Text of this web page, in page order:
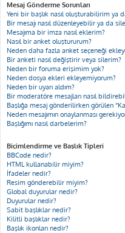
Mesaj Gönderme Sorunları
Yeni bir başlık nasıl oluşturabilirim ya
Bir mesajı nasıl düzenleyebilir ya da
Mesajıma bir imza nasıl eklerim?
Nasıl bir anket oluştururum?
Neden daha fazla anket seçeneği
Bir anketi nasıl değiştirir veya silerim?
Neden bir foruma erişimim yok?
Neden dosya ekleri ekleyemiyorum?
Neden bir uyarı aldım?
Bir moderatöre mesajları nasıl
Başlığa mesaj gönderilirken görülen
Neden mesajımın onaylanması
Başlığımı nasıl darbelerim?
Biçimlendirme ve Başlık Tipleri
BBCode nedir?
HTML kullanabilir miyim?
İfadeler nedir?
Resim gönderebilir miyim?
Global duyurular nedir?
Duyurular nedir?
Sabit başlıklar nedir?
Kilitli başlıklar nedir?
Başlık ikonları nedir?